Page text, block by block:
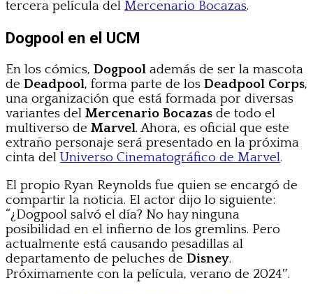
tercera película del Mercenario Bocazas.
Dogpool en el UCM
En los cómics, Dogpool además de ser la mascota
de Deadpool, forma parte de los Deadpool Corps,
una organización que está formada por diversas
variantes del Mercenario Bocazas de todo el
multiverso de Marvel. Ahora, es oficial que este
extraño personaje será presentado en la próxima
cinta del Universo Cinematográfico de Marvel.
El propio Ryan Reynolds fue quien se encargó de
compartir la noticia. El actor dijo lo siguiente:
“¿Dogpool salvó el día? No hay ninguna
posibilidad en el infierno de los gremlins. Pero
actualmente está causando pesadillas al
departamento de peluches de Disney.
Próximamente con la película, verano de 2024″.